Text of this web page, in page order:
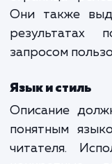
Длина и
Обычно
описание
длинное